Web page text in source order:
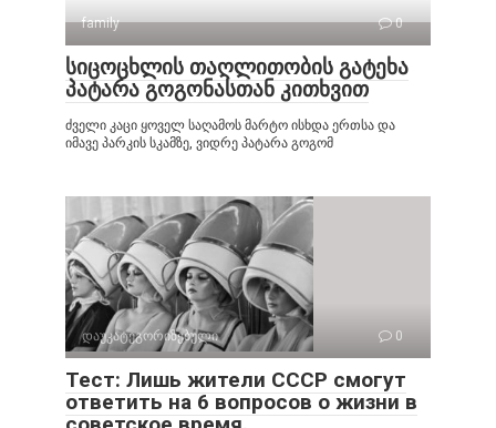
family 0
სიცოცხლის თაღლითობის გატეხა
პატარა გოგონასთან კითხვით
ძველი კაცი ყოველ საღამოს მარტო ისხდა ერთსა და
იმავე პარკის სკამზე, ვიდრე პატარა გოგომ
დაუკატეგორიზებული 0
Тест: Лишь жители СССР смогут
ответить на 6 вопросов о жизни в